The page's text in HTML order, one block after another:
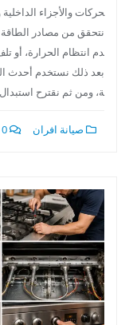
حركات والأجزاء الداخلية
نتحقق من مصادر
دم انتظام الحرارة، أو
بعد ذلك نستخدم أحدث
ة، ومن ثم نقترح
صيانة افران